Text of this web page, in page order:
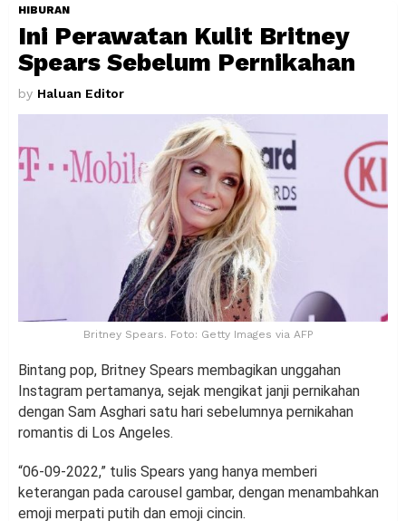
HIBURAN
Ini Perawatan Kulit Britney
Spears Sebelum Pernikahan
by Haluan Editor
Britney Spears. Foto: Getty Images via AFP
Bintang pop, Britney Spears membagikan unggahan
Instagram pertamanya, sejak mengikat janji pernikahan
dengan Sam Asghari satu hari sebelumnya pernikahan
romantis di Los Angeles.
“06-09-2022,” tulis Spears yang hanya memberi
keterangan pada carousel gambar, dengan menambahkan
emoji merpati putih dan emoji cincin.